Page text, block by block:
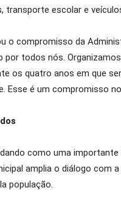
transporte escolar e
o compromisso da
por todos nós.
os quatro anos em que
Esse é um compromisso
como uma
amplia o diálogo com
população.